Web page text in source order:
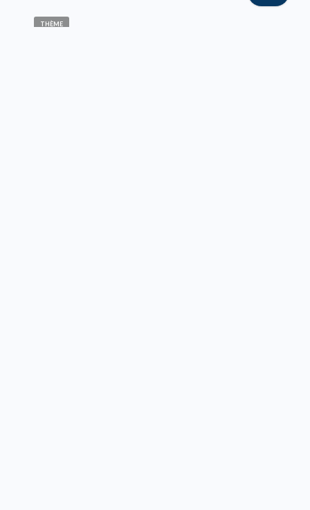
THÈME